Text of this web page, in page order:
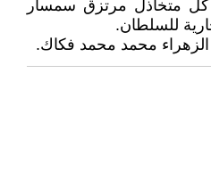
كل متخاذل مرتزق سمسار
للسلطان.
الزهراء محمد محمد فكاك.